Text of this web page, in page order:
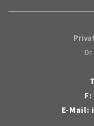
F:
E-Mail: